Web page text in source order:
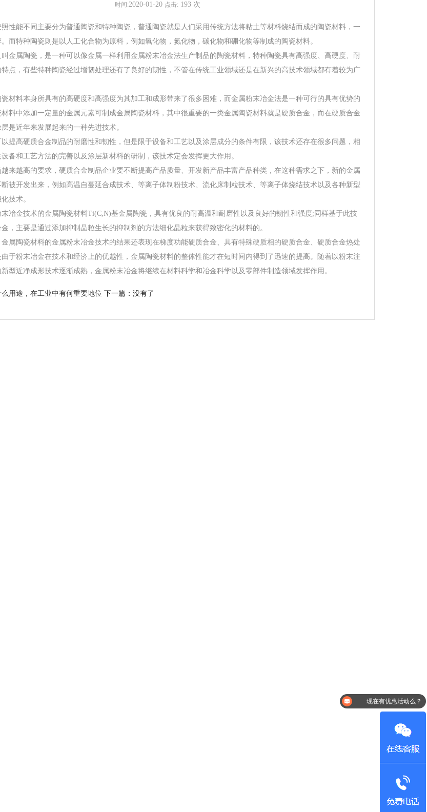
时间:2020-01-20 点击: 193 次
照性能不同主要分为普通陶瓷和特种陶瓷，普通陶瓷就是人们采用传统方法将粘土等材料烧结而成的陶瓷材料，一
而特种陶瓷则是以人工化合物为原料，例如氧化物，氮化物，碳化物和硼化物等制成的陶瓷材料。
金属陶瓷，是一种可以像金属一样利用金属粉末冶金法生产制品的陶瓷材料，特种陶瓷具有高强度、高硬度、耐
点，有些特种陶瓷经过增韧处理还有了良好的韧性，不管在传统工业领域还是在新兴的高技术领域都有着较为广
材料本身所具有的高硬度和高强度为其加工和成形带来了很多困难，而金属粉末冶金法是一种可行的具有优势的
料中添加一定量的金属元素可制成金属陶瓷材料，其中很重要的一类金属陶瓷材料就是硬质合金，而在硬质合金
是近年来发展起来的一种先进技术。
提高硬质合金制品的耐磨性和韧性，但是限于设备和工艺以及涂层成分的条件有限，该技术还存在很多问题，相
备和工艺方法的完善以及涂层新材料的研制，该技术定会发挥更大作用。
越来越高的要求，硬质合金制品企业要不断提高产品质量、开发新产品丰富产品种类，在这种需求之下，新的金属
被开发出来，例如高温自蔓延合成技术、等离子体制粉技术、流化床制粒技术、等离子体烧结技术以及各种新型
技术。
冶金技术的金属陶瓷材料Ti(C,N)基金属陶瓷，具有优良的耐高温和耐磨性以及良好的韧性和强度;同样基于此技
，主要是通过添加抑制晶粒生长的抑制剂的方法细化晶粒来获得致密化的材料的。
金属陶瓷材料的金属粉末冶金技术的结果还表现在梯度功能硬质合金、具有特殊硬质相的硬质合金、硬质合金热处
于粉末冶金在技术和经济上的优越性，金属陶瓷材料的整体性能才在短时间内得到了迅速的提高。随着以粉末注
型近净成形技术逐渐成熟，金属粉末冶金将继续在材料科学和冶金科学以及零部件制造领域发挥作用。
用途，在工业中有何重要地位 下一篇：没有了
可以介绍下你们的产品么？